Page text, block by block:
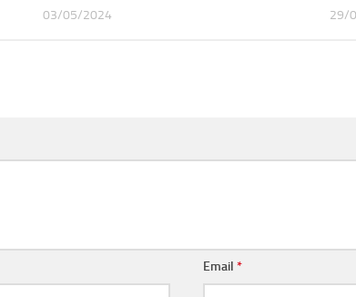
03/05/2024 29/
Email*